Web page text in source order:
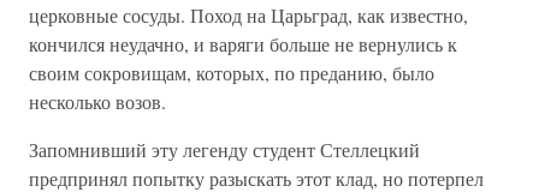
церковные сосуды. Поход на Царьград, как известно,
кончился неудачно, и варяги больше не вернулись к
своим сокровищам, которых, по преданию, было
несколько возов.
Запомнивший эту легенду студент Стеллецкий
предпринял попытку разыскать этот клад, но потерпел